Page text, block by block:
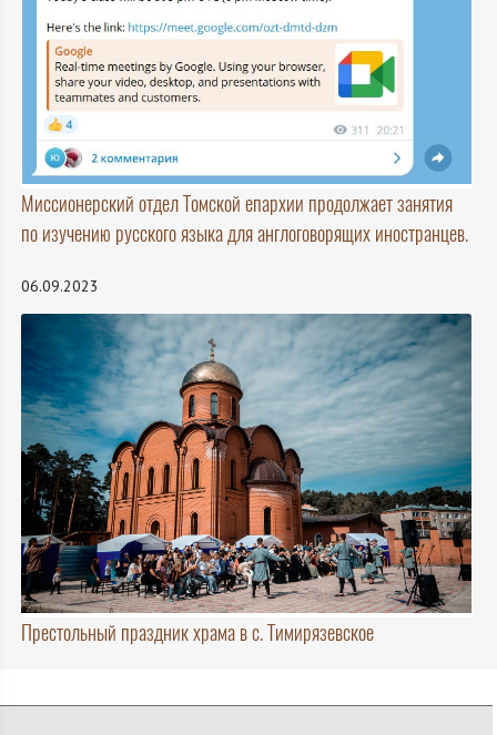
Миссионерский отдел Томской епархии продолжает занятия
по изучению русского языка для англоговорящих иностранцев.
06.09.2023
Престольный праздник храма в с. Тимирязевское